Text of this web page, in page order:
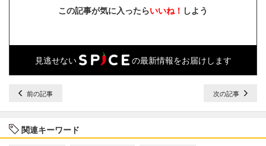
この記事が気に入ったらいいね！ しよう
見逃せない の最新情報をお届けします
前の記事 次の記事
関連キーワード